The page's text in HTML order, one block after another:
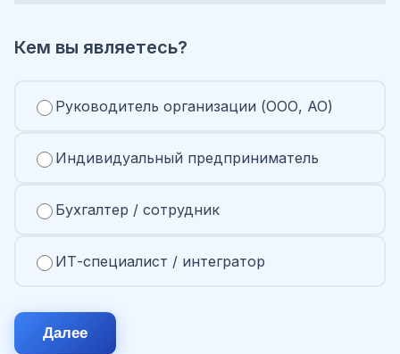
Кем вы являетесь?
Руководитель организации (ООО, АО)
Индивидуальный предприниматель
Бухгалтер / сотрудник
ИТ-специалист / интегратор
Далее